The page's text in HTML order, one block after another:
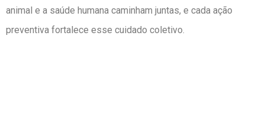
animal e a saúde humana caminham juntas, e cada ação
preventiva fortalece esse cuidado coletivo.